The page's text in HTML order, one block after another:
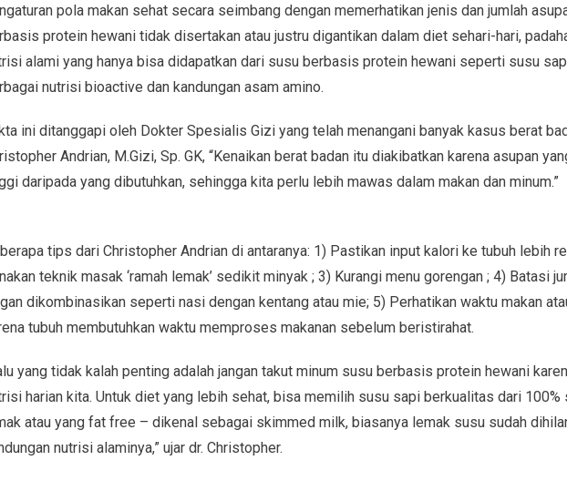
pola makan sehat secara seimbang dengan memerhatikan jenis dan jumlah
protein hewani tidak disertakan atau justru digantikan dalam diet sehari-hari,
alami yang hanya bisa didapatkan dari susu berbasis protein hewani seperti susu
nutrisi bioactive dan kandungan asam amino.
ini ditanggapi oleh Dokter Spesialis Gizi yang telah menangani banyak kasus berat
Andrian, M.Gizi, Sp. GK, “Kenaikan berat badan itu diakibatkan karena asupan
daripada yang dibutuhkan, sehingga kita perlu lebih mawas dalam makan dan minum.”
tips dari Christopher Andrian di antaranya: 1) Pastikan input kalori ke tubuh lebih
teknik masak ‘ramah lemak’ sedikit minyak ; 3) Kurangi menu gorengan ; 4) Batasi
dikombinasikan seperti nasi dengan kentang atau mie; 5) Perhatikan waktu makan
tubuh membutuhkan waktu memproses makanan sebelum beristirahat.
yang tidak kalah penting adalah jangan takut minum susu berbasis protein hewani
harian kita. Untuk diet yang lebih sehat, bisa memilih susu sapi berkualitas dari 100%
atau yang fat free – dikenal sebagai skimmed milk, biasanya lemak susu sudah
nutrisi alaminya,” ujar dr. Christopher.